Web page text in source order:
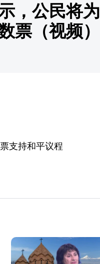
，公民将为
票（视频）
支持和平议程